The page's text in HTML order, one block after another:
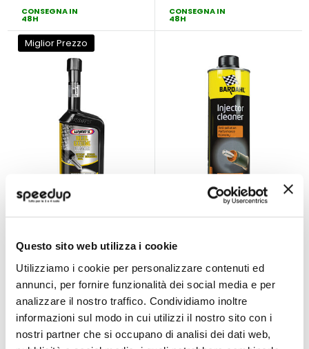
Questo sito web utilizza i cookie
Utilizziamo i cookie per personalizzare contenuti ed
annunci, per fornire funzionalità dei social media e per
analizzare il nostro traffico. Condividiamo inoltre
informazioni sul modo in cui utilizzi il nostro sito con i
nostri partner che si occupano di analisi dei dati web,
CONSEGNA IN
48H
CONSEGNA IN
48H
Miglior Prezzo
Pulitore iniettori
diesel Diesel Clean 3
500ml
49,65 € Prezzo
speciale
39,60 € -20%
CONSEGNA IN
48H
Pulitore iniettori
diesel Diesel
BARDAHL
500ml
32,45 €
CONSEGNA IN
48H